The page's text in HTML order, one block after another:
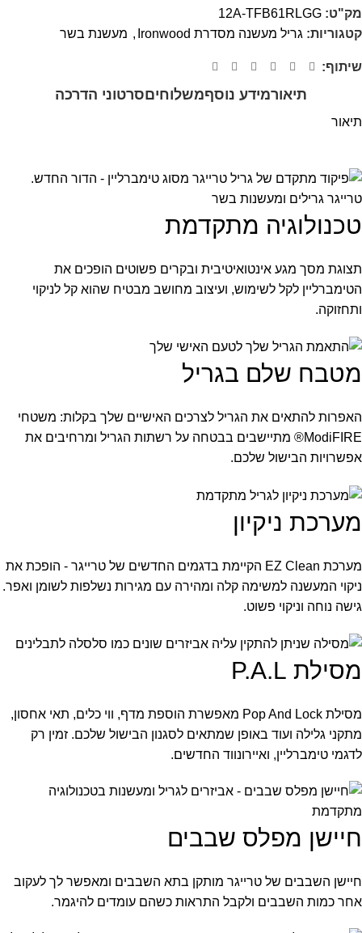
מק"ט: 12A-TFB61RLGG
קטגוריות: גריל מעשנה מסדרת Ironwood , מעשנת בשר
שיתוף:
תיאורמידע נוסףמשלוחיםסרטוני הדרכה
תיאור
טכנולוגיה מתקדמת
תצוגת מסך מגע אינטואיטיבית ובקרים פשוטים הופכים את
הטימברליין לקל לשימוש, ועיצוב מחושב מבטיח שהוא קל לניקוי
ותחזוקה.
מטבח שלם בגריל
האפרות להתאים את הגריל לצרכים האישיים שלך בקלות: משטחי
ModiFIRE® מתיישבים בבטחה על רשתות הגריל ומרחיבים את
אפשרויות הבישול שלכם.
מערכת ניקיון
מערכת EZ Clean הקיימת בדגמים החדשים של טרייגר - הופכת את
ניקוי המעשנה למשימה קלה ומהירה עם מגירות נשלפות לשומן ואפר.
גישה נוחה וניקוי פשוט.
מסילת P.A.L
מסילת Pop And Lock מאפשרת הוספת מדף, ווי כלים, תאי אחסון,
מתקני גלילה ועוד באופן שמתאים לסגנון הבישול שלכם. זמין רק
לדגמי טימברליין, ואיירונווד החדשים.
חיישן מפלס שבבים
חיישן השבבים של טרייגר מותקן בתא השבבים ומאפשר לך לעקוב
אחר כמות השבבים ולקבל התראות כשהם עומדים להיגמר.